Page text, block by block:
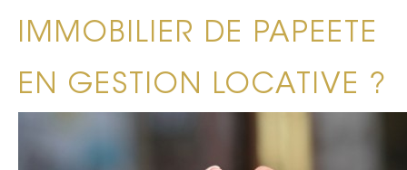
IMMOBILIER DE PAPEETE
EN GESTION LOCATIVE ?